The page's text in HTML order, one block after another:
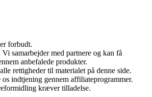
forbudt.
samarbejder med partnere og kan få
anbefalede produkter.
rettigheder til materialet på denne side.
indtjening gennem affiliateprogrammer.
kræver tilladelse.